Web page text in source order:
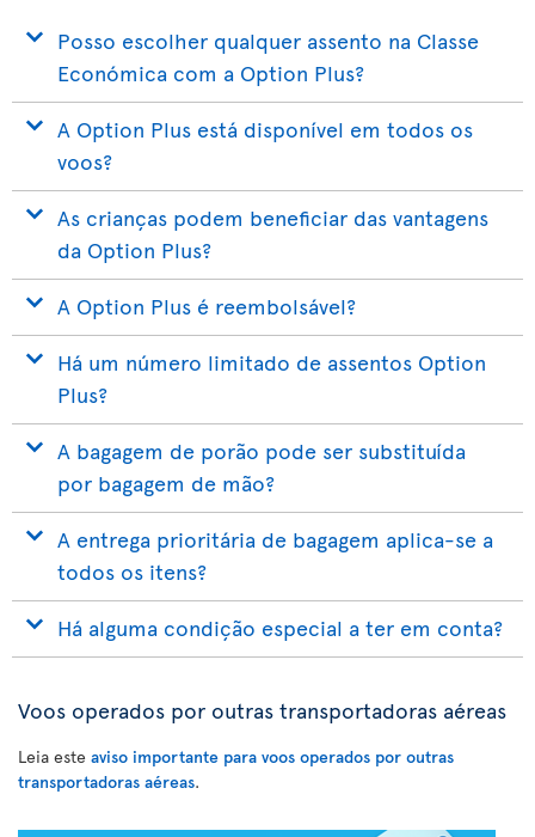
Posso escolher qualquer assento na Classe
Económica com a Option Plus?
A Option Plus está disponível em todos os
voos?
As crianças podem beneficiar das vantagens
da Option Plus?
A Option Plus é reembolsável?
Há um número limitado de assentos Option
Plus?
A bagagem de porão pode ser substituída
por bagagem de mão?
A entrega prioritária de bagagem aplica-se a
todos os itens?
Há alguma condição especial a ter em conta?
Voos operados por outras transportadoras aéreas
Leia este aviso importante para voos operados por outras
transportadoras aéreas.